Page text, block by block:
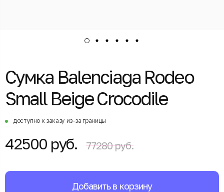
Сумка Balenciaga Rodeo
Small Beige Crocodile
доступно к заказу из-за границы
42500 руб. 77280 руб.
Добавить в корзину